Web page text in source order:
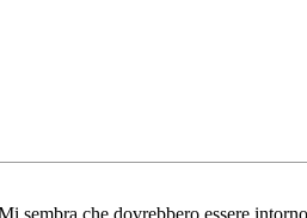
che dovrebbero essere